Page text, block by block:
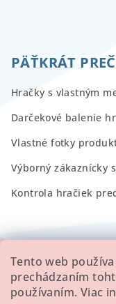
Tento web
prechádzaním
používaním. Viac
PÄŤKRÁT
Hračky s vlastným
Darčekové balenie
Vlastné fotky
Výborný zákaznícky
Kontrola hračiek
RECENZIE
Všetky hodnotenie